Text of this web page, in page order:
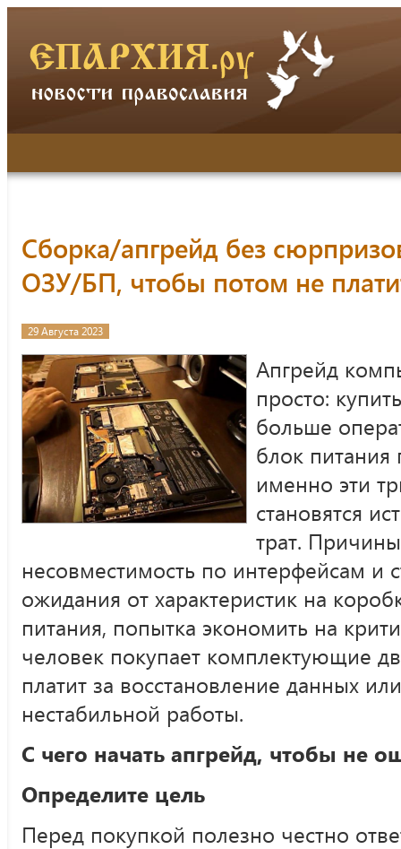
Сборка/апгрейд без
ОЗУ/БП, чтобы потом не
29 Августа 2023
Апгрейд
просто:
больше
блок
именно эти
становятся
трат.
несовместимость по интерфейсам и
ожидания от характеристик на
питания, попытка экономить на
человек покупает комплектующие
платит за восстановление данных
нестабильной работы.
С чего начать апгрейд, чтобы не
Определите цель
Перед покупкой полезно честно